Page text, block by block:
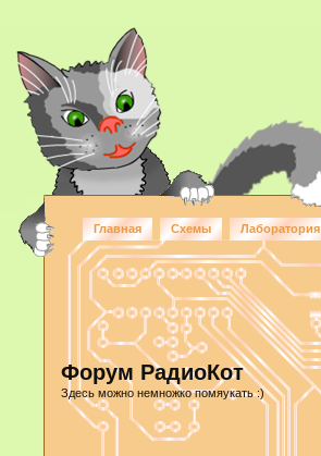
Главная Схемы Лаборатория
Форум РадиоКот
Здесь можно немножко помяукать :)